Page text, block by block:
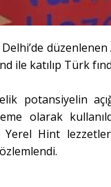
düzenlenen
katılıp Türk
potansiyelin
olarak
Hint